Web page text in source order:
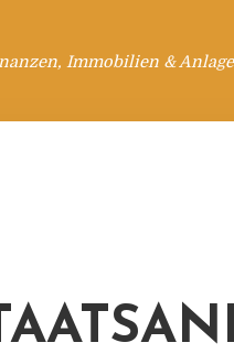
Immobilien &